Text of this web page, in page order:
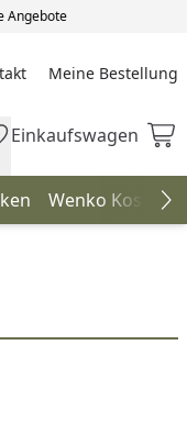
Angebote
Meine Bestellung
Meine Bestellung
Einkaufswagen
Einkaufswagen
Wenko